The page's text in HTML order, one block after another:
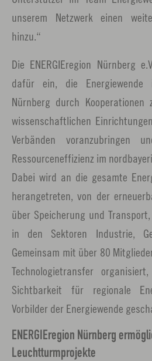
unserem Netzwerk einen
hinzu.“
Die ENERGIEregion Nürnberg
dafür ein, die Energiewende
Nürnberg durch Kooperationen
wissenschaftlichen
Verbänden voranzubringen
Ressourceneffizienz im
Dabei wird an die gesamte
herangetreten, von der
über Speicherung und
in den Sektoren Industrie,
Gemeinsam mit über 80
Technologietransfer
Sichtbarkeit für regionale
Vorbilder der Energiewende
ENERGIEregion Nürnberg
Leuchtturmprojekte